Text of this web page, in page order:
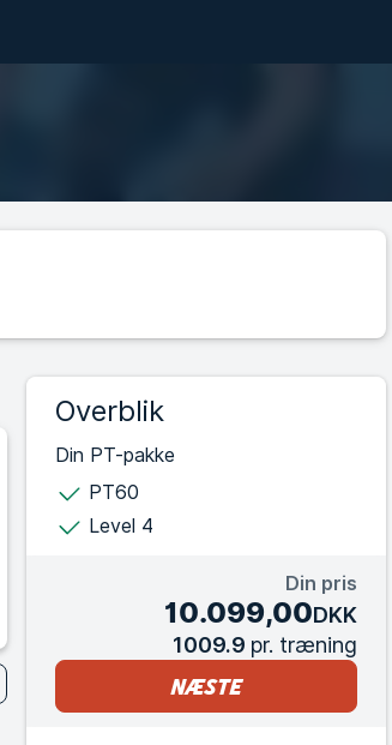
Overblik
Din PT-pakke
PT60
Level 4
Din pris
10.099,00DKK
1009.9 pr. træning
Næste